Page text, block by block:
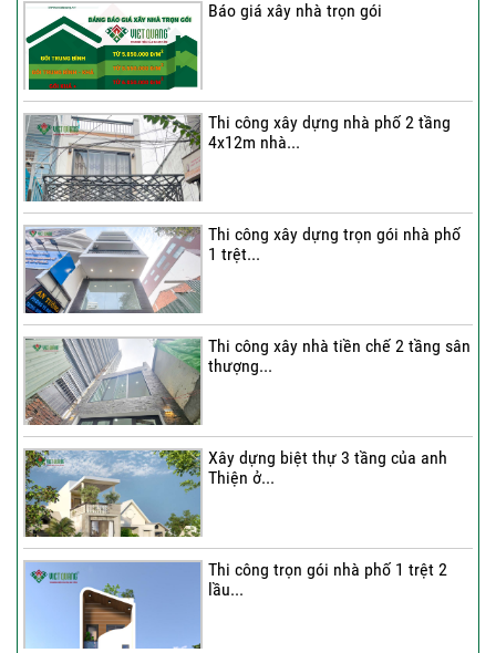
Báo giá xây nhà trọn gói
Thi công xây dựng nhà phố 2 tầng
4x12m nhà...
Thi công xây dựng trọn gói nhà phố
1 trệt...
Thi công xây nhà tiền chế 2 tầng sân
thượng...
Xây dựng biệt thự 3 tầng của anh
Thiện ở...
Thi công trọn gói nhà phố 1 trệt 2
lầu...